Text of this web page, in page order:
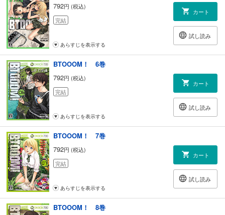
792円 (税込)
完結
カート
試し読み
あらすじを表示する
BTOOOM！ 6巻
792円 (税込)
完結
カート
試し読み
あらすじを表示する
BTOOOM！ 7巻
792円 (税込)
完結
カート
試し読み
あらすじを表示する
BTOOOM！ 8巻